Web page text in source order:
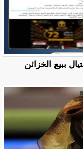
ببيع الخزائن